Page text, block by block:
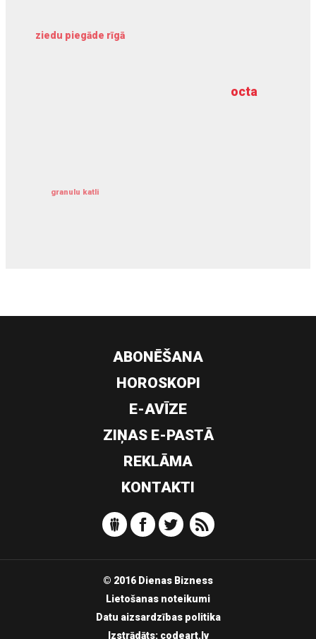
octa
ziedu piegāde rīgā
granulu katli
dziļurbums
ABONĒŠANA
HOROSKOPI
E-AVĪZE
ZIŅAS E-PASTĀ
REKLĀMA
KONTAKTI
© 2016 Dienas Bizness
Lietošanas noteikumi
Datu aizsardzības politika
Izstrādāts: codeart.lv